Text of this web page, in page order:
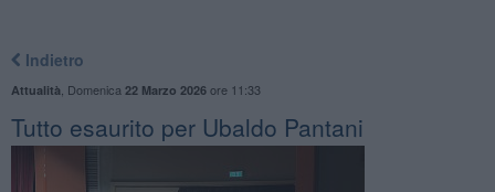
Indietro
Attualità Domenica 22 Marzo 2026ore 11:33
Tutto esaurito per Ubaldo Pantani